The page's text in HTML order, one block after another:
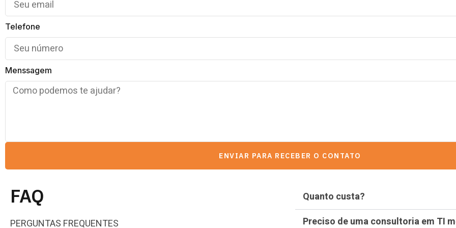
Telefone
Menssagem
ENVIAR PARA RECEBER O CONTATO
FAQ
PERGUNTAS FREQUENTES
Quanto custa?
Preciso de uma consultoria em TI